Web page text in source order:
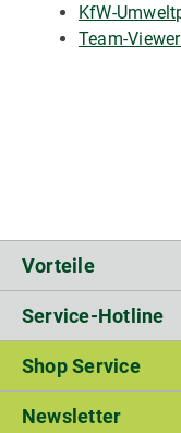
KfW-
Team-
Vorteile
Service-Hotline
Shop Service
Newsletter